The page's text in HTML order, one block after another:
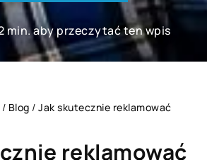
min. aby przeczytać ten wpis
/ Blog / Jak skutecznie reklamować
reklamować